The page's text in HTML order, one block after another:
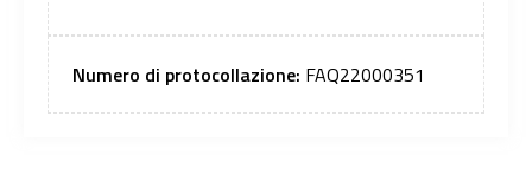
Numero di protocollazione: FAQ22000351